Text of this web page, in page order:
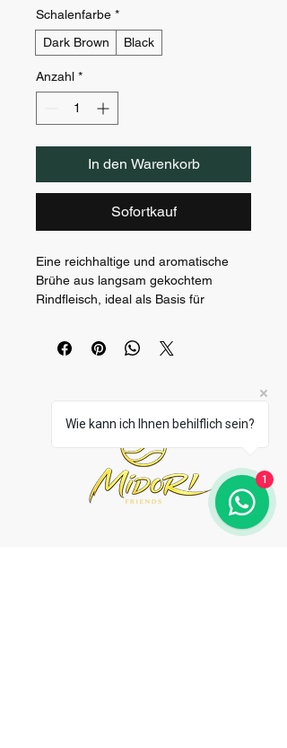
Schalenfarbe *
Dark Brown
Black
Anzahl *
In den Warenkorb
Sofortkauf
Eine reichhaltige und aromatische
Brühe aus langsam gekochtem
Rindfleisch, ideal als Basis für
Wie kann ich Ihnen behilflich sein?
1